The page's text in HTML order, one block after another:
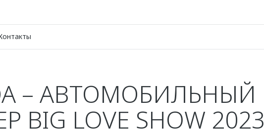
– АВТОМОБИЛЬНЫЙ
BIG LOVE SHOW 2023